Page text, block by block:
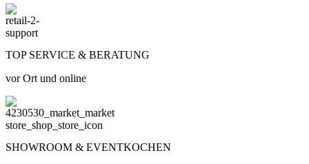
TOP SERVICE & BERATUNG
vor Ort und online
SHOWROOM & EVENTKOCHEN